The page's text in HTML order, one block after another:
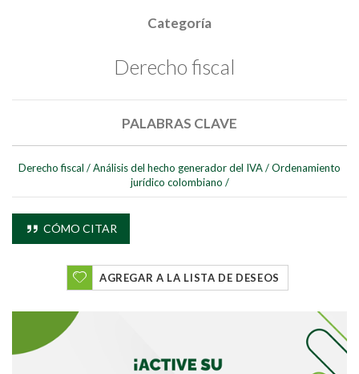
Buscar
Categoría
Derecho fiscal
PALABRAS CLAVE
Derecho fiscal /Análisis del hecho generador del IVA/Ordenamiento
jurídico colombiano /
CÓMO CITAR
AGREGAR A LA LISTA DE DESEOS